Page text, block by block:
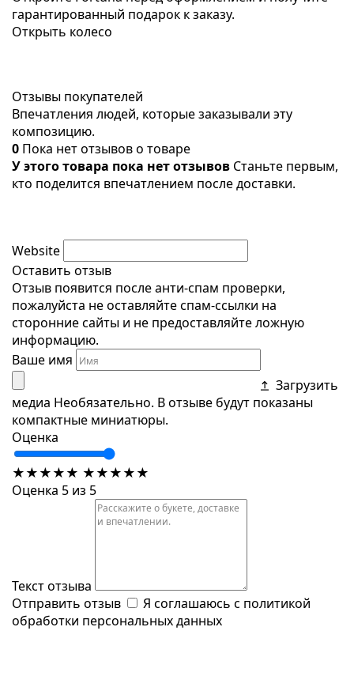
гарантированный подарок к заказу.
Открыть колесо
Отзывы покупателей
Впечатления людей, которые заказывали эту
композицию.
0 Пока нет отзывов о товаре
У этого товара пока нет отзывов Станьте первым,
кто поделится впечатлением после доставки.
Website
Оставить отзыв
Отзыв появится после анти-спам проверки,
пожалуйста не оставляйте спам-ссылки на
сторонние сайты и не предоставляйте ложную
информацию.
Ваше имя
Загрузить
медиа Необязательно. В отзыве будут показаны
компактные миниатюры.
Оценка
★★★★★ ★★★★★
Оценка 5 из 5
Текст отзыва
Отправить отзыв
Я соглашаюсь с политикой
обработки персональных данных